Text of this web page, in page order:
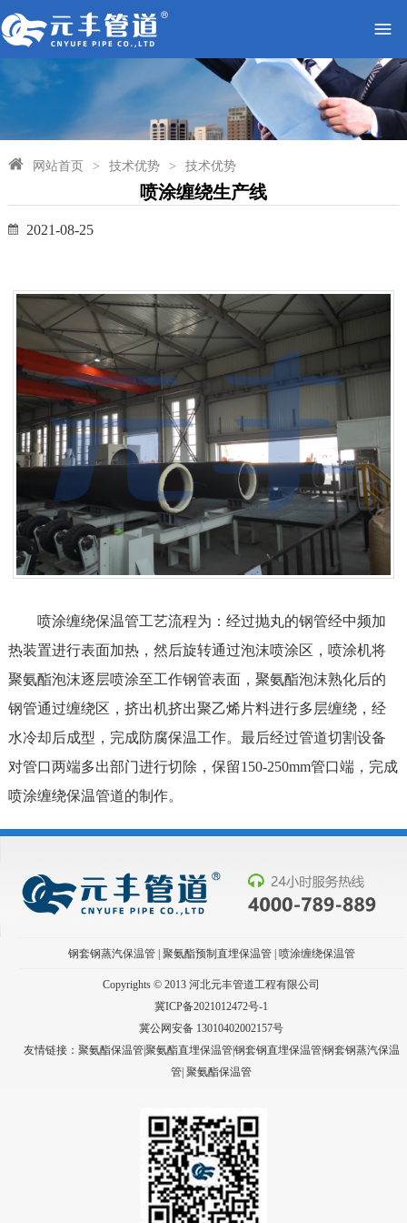
网站首页 > 技术优势 > 技术优势
喷涂缠绕生产线
2021-08-25
喷涂缠绕保温管工艺流程为：经过抛丸的钢管经中频加
热装置进行表面加热，然后旋转通过泡沫喷涂区，喷涂机将
聚氨酯泡沫逐层喷涂至工作钢管表面，聚氨酯泡沫熟化后的
钢管通过缠绕区，挤出机挤出聚乙烯片料进行多层缠绕，经
水冷却后成型，完成防腐保温工作。最后经过管道切割设备
对管口两端多出部门进行切除，保留150-250mm管口端，完成
喷涂缠绕保温管道的制作。
钢套钢蒸汽保温管| 聚氨酯预制直埋保温管| 喷涂缠绕保温管
Copyrights © 2013 河北元丰管道工程有限公司
冀ICP备2021012472号-1
冀公网安备 13010402002157号
友情链接：聚氨酯保温管|聚氨酯直埋保温管|钢套钢直埋保温管|钢套钢蒸汽保温
管|聚氨酯保温管